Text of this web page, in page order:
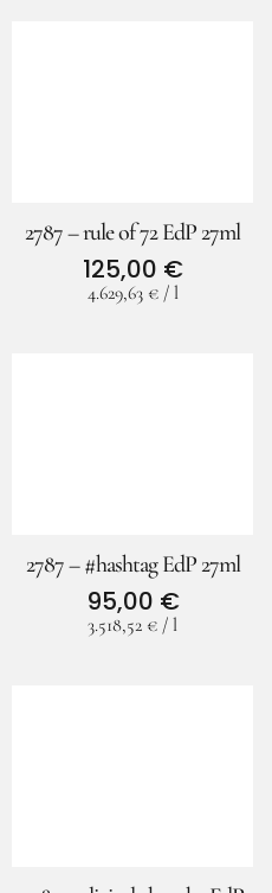
2787 – rule of 72 EdP 27ml
125,00 €
4.629,63 €/ l
2787 – #hashtag EdP 27ml
95,00 €
3.518,52 € / l